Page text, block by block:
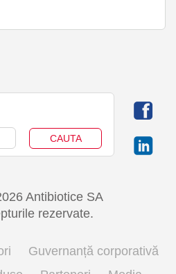
Antibiotice SA
rezervate.
Guvernanță corporativă